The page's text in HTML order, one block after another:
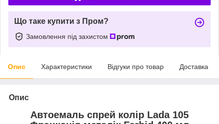
Що таке купити з Пром?
Замовлення під захистом
Опис Характеристики Відгуки про товар Доставка
Опис
Автоемаль спрей колір Lada 105